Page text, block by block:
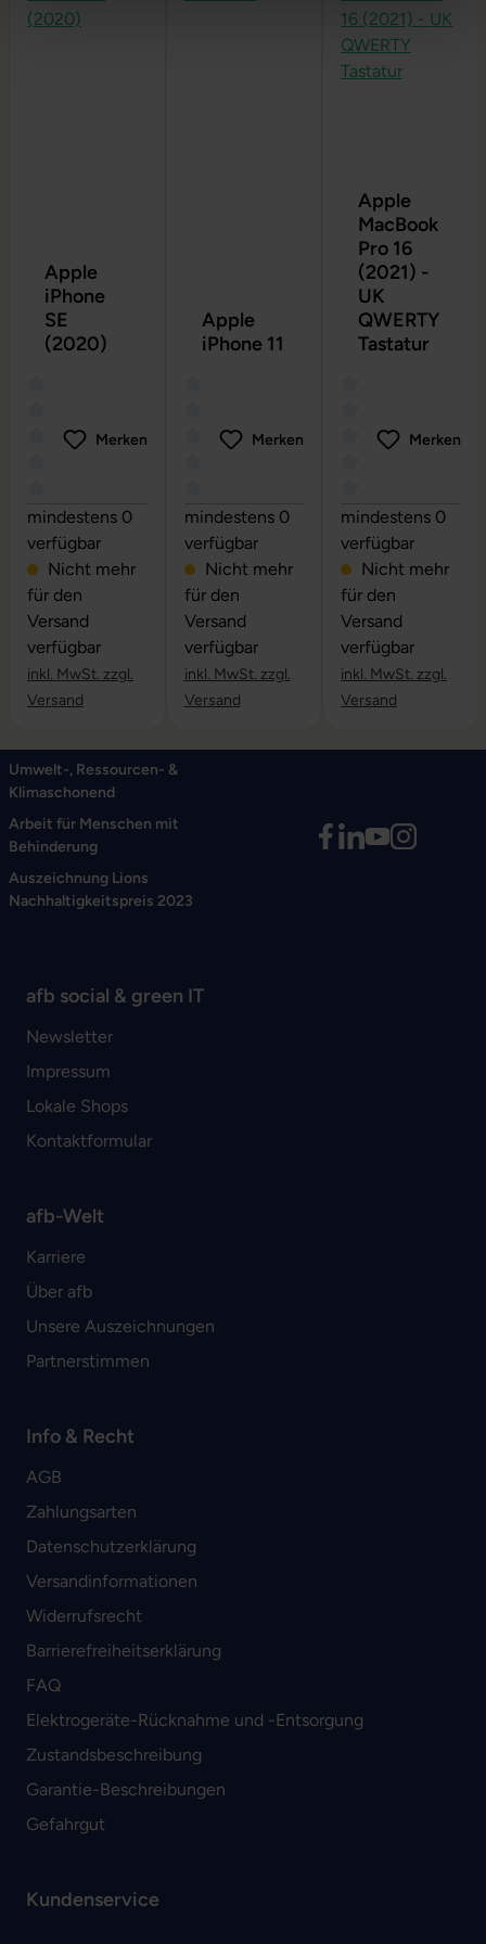
Apple
iPhone
SE
(2020)
Durchschnittliche Bewertung von 0 von 5 Sternen
Merken
mindestens 0
verfügbar
Nicht mehr
für den
Versand
verfügbar
inkl. MwSt. zzgl.
Versand
Apple
iPhone 11
Durchschnittliche Bewertung von 0
Merken
mindestens 0
verfügbar
Nicht mehr
für den
Versand
verfügbar
inkl. MwSt. zzgl.
Versand
Apple
MacBook
Pro 16
(2021) -
UK
QWERTY
Tastatur
Durchschnittliche
Merken
mindestens 0
verfügbar
Nicht mehr
für den
Versand
verfügbar
inkl. MwSt. zzgl.
Versand
Umwelt-, Ressourcen- &
Klimaschonend
Arbeit für Menschen mit
Behinderung
Auszeichnung Lions
Nachhaltigkeitspreis 2023
afb social & green IT
Newsletter
Impressum
Lokale Shops
Kontaktformular
afb-Welt
Karriere
Über afb
Unsere Auszeichnungen
Partnerstimmen
Info & Recht
AGB
Zahlungsarten
Datenschutzerklärung
Versandinformationen
Widerrufsrecht
Barrierefreiheitserklärung
FAQ
Elektrogeräte-Rücknahme und -Entsorgung
Zustandsbeschreibung
Garantie-Beschreibungen
Gefahrgut
Kundenservice